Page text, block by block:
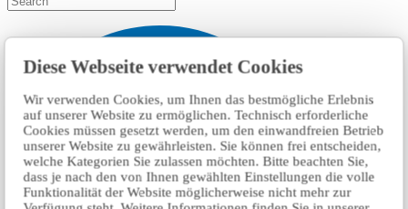
Diese Webseite verwendet Cookies
Wir verwenden Cookies, um Ihnen das bestmögliche Erlebnis
auf unserer Website zu ermöglichen. Technisch erforderliche
Cookies müssen gesetzt werden, um den einwandfreien Betrieb
unserer Website zu gewährleisten. Sie können frei entscheiden,
welche Kategorien Sie zulassen möchten. Bitte beachten Sie,
dass je nach den von Ihnen gewählten Einstellungen die volle
Funktionalität der Website möglicherweise nicht mehr zur